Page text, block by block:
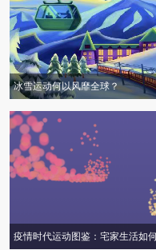
冰雪运动何以风靡全球？
疫情时代运动图鉴：宅家生活如